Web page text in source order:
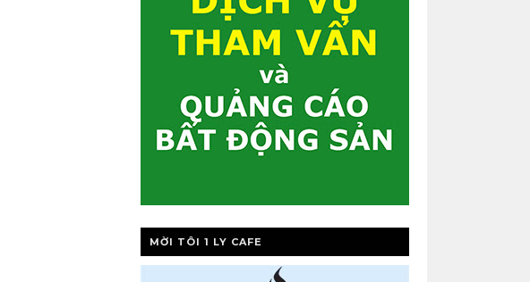
MỜI TÔI 1 LY CAFE